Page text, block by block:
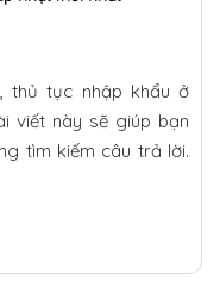
thủ tục nhập khẩu ở
viết này sẽ giúp bạn
tìm kiếm câu trả lời.